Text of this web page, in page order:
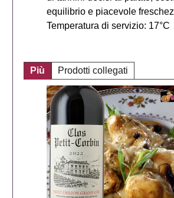
equilibrio e piacevole
Temperatura di servizio: 17°C
Più Prodotti collegati